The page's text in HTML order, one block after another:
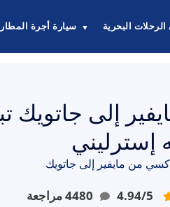
سيارة أجرة المطار ▼ البحرية
إسترليني
من مايفير إلى جاتويك
4.94/5
4480مراجعة